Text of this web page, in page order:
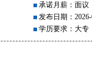
承诺月薪：面议
发布日期：
学历要求：大专